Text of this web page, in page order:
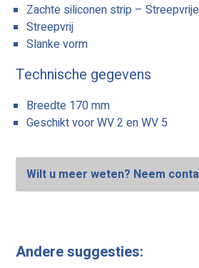
Zachte siliconen strip –
Streepvrij
Slanke vorm
Technische gegevens
Breedte 170 mm
Geschikt voor WV 2 en WV 5
Wilt u meer weten? Neem
Andere suggesties: